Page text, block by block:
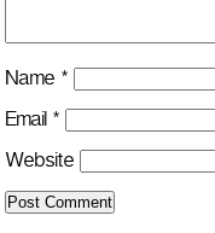
Name *
Email *
Website